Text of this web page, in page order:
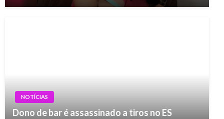
NOTÍCIAS
Dono de bar é assassinado a tiros no ES